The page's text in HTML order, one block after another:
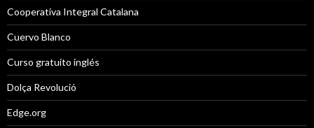
Cooperativa Integral Catalana
Cuervo Blanco
Curso gratuito inglés
Dolça Revolució
Edge.org